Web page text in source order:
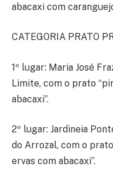
abacaxi com
CATEGORIA PRATO
1º lugar: Maria José
Limite, com o prato
abacaxi”.
2º lugar: Jardineia
do Arrozal, com o
ervas com abacaxi”.